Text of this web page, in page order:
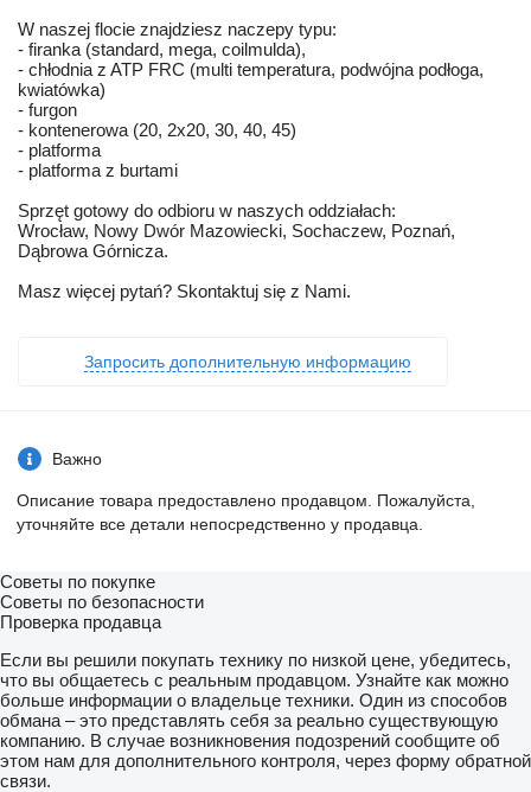
W naszej flocie znajdziesz naczepy typu:
- firanka (standard, mega, coilmulda),
- chłodnia z ATP FRC (multi temperatura, podwójna podłoga,
kwiatówka)
- furgon
- kontenerowa (20, 2x20, 30, 40, 45)
- platforma
- platforma z burtami
Sprzęt gotowy do odbioru w naszych oddziałach:
Wrocław, Nowy Dwór Mazowiecki, Sochaczew, Poznań,
Dąbrowa Górnicza.
Masz więcej pytań? Skontaktuj się z Nami.
Запросить дополнительную информацию
Важно
Описание товара предоставлено продавцом. Пожалуйста,
уточняйте все детали непосредственно у продавца.
Советы по покупке
Советы по безопасности
Проверка продавца
Если вы решили покупать технику по низкой цене, убедитесь,
что вы общаетесь с реальным продавцом. Узнайте как можно
больше информации о владельце техники. Один из способов
обмана – это представлять себя за реально существующую
компанию. В случае возникновения подозрений сообщите об
этом нам для дополнительного контроля, через форму обратной
связи.